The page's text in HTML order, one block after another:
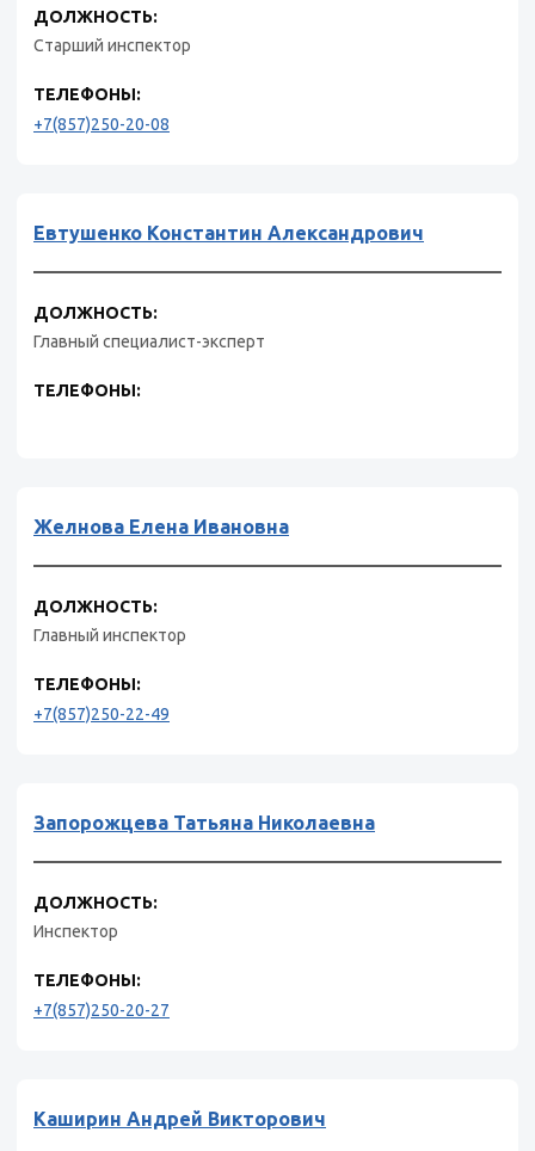
ДОЛЖНОСТЬ:
Старший инспектор
ТЕЛЕФОНЫ:
+7(857)250-20-08
Евтушенко Константин Александрович
ДОЛЖНОСТЬ:
Главный специалист-эксперт
ТЕЛЕФОНЫ:
Желнова Елена Ивановна
ДОЛЖНОСТЬ:
Главный инспектор
ТЕЛЕФОНЫ:
+7(857)250-22-49
Запорожцева Татьяна Николаевна
ДОЛЖНОСТЬ:
Инспектор
ТЕЛЕФОНЫ:
+7(857)250-20-27
Каширин Андрей Викторович